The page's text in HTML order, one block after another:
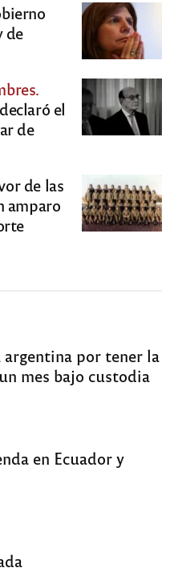
de
el
de
de las
amparo
por tener la
mes bajo custodia
en Ecuador y